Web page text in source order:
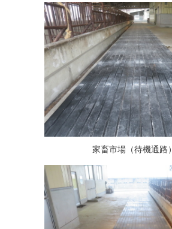
家畜市場（待機通路）